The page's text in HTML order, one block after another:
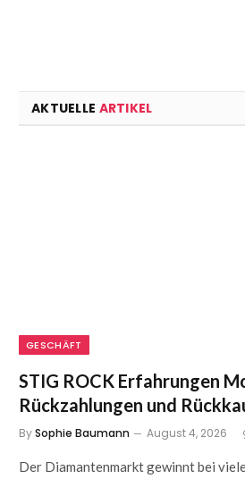
AKTUELLE ARTIKEL
GESCHÄFT
STIG ROCK Erfahrungen
Rückzahlungen und
BySophie Baumann August 4, 2026
Der Diamantenmarkt gewinnt bei